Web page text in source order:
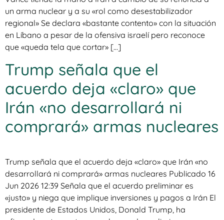
un arma nuclear y a su «rol como desestabilizador
regional» Se declara «bastante contento» con la situación
en Líbano a pesar de la ofensiva israelí pero reconoce
que «queda tela que cortar» […]
Trump señala que el
acuerdo deja «claro» que
Irán «no desarrollará ni
comprará» armas nucleares
Trump señala que el acuerdo deja «claro» que Irán «no
desarrollará ni comprará» armas nucleares Publicado 16
Jun 2026 12:39 Señala que el acuerdo preliminar es
«justo» y niega que implique inversiones y pagos a Irán El
presidente de Estados Unidos, Donald Trump, ha